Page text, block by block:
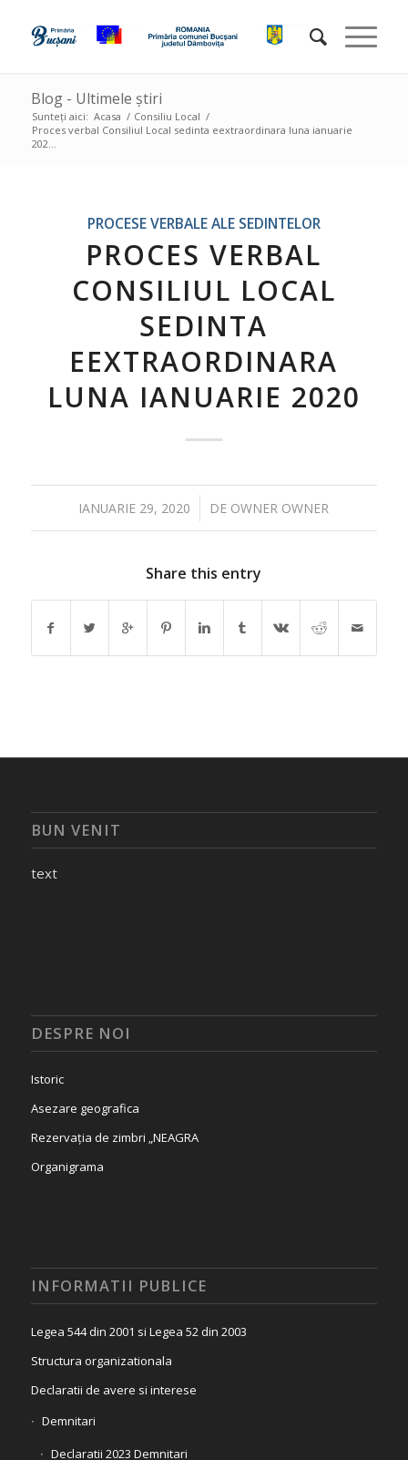
Blog - Ultimele știri
Sunteți aici: Acasa / Consiliu Local /
Proces verbal Consiliul Local sedinta eextraordinara luna ianuarie
202...
PROCESE VERBALE ALE SEDINTELOR
PROCES VERBAL
CONSILIUL LOCAL
SEDINTA
EEXTRAORDINARA
LUNA IANUARIE 2020
IANUARIE 29, 2020
/ DE OWNER OWNER
Share this entry
BUN VENIT
text
DESPRE NOI
Istoric
Asezare geografica
Rezervația de zimbri „NEAGRA
Organigrama
INFORMATII PUBLICE
Legea 544 din 2001 si Legea 52 din 2003
Structura organizationala
Declaratii de avere si interese
Demnitari
Declaratii 2023 Demnitari